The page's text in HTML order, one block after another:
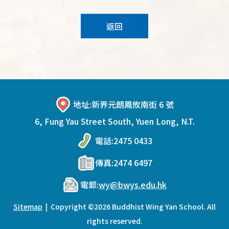
返回
地址:新界元朗鳳攸南街 6 號
6, Fung Yau Street South, Yuen Long, N.T.
電話:2475 0433
傳真:2474 6497
電郵:wy@bwys.edu.hk
Sitemap | Copyright ©2026 Buddhist Wing Yan School. All
rights reserved.